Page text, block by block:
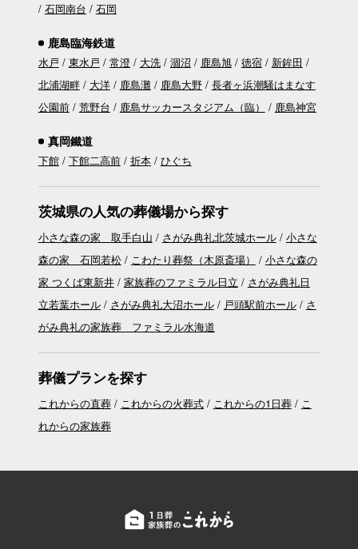
石岡南台
石岡
鹿島臨海鉄道
水戸 東水戸 常澄 大洗 涸沼 鹿島旭 徳宿
新鉾田
北浦湖畔
大洋 鹿島灘 鹿島大野
長者ヶ浜潮騒はまなす
公園前
荒野台 鹿島サッカースタジアム（臨） 鹿島神宮
真岡鐵道
下館 下館二高前 折本 ひぐち
茨城県の人気の葬儀場から探す
小さな森の家 取手白山 さがみ典礼北茨城ホール
小さな
森の家 石岡若松
こわたり葬祭（木原斎場）
小さな森の
家 つくば東新井
家族葬のファミラル日立
さがみ典礼日
立若葉ホール
さがみ典礼大沼ホール 戸頭駅前ホール
さ
がみ典礼の家族葬 ファミラル水海道
葬儀プランを探す
これからの直葬 これからの火葬式 これからの1日葬
こ
れからの家族葬